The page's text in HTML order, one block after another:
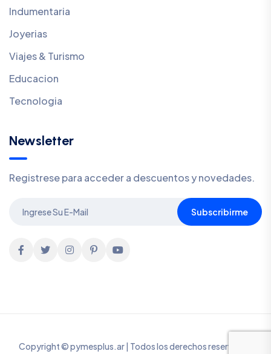
Indumentaria
Joyerias
Viajes & Turismo
Educacion
Tecnologia
Newsletter
Registrese para acceder a descuentos y novedades.
Subscribirme
Copyright © pymesplus.ar | Todos los derechos reservados